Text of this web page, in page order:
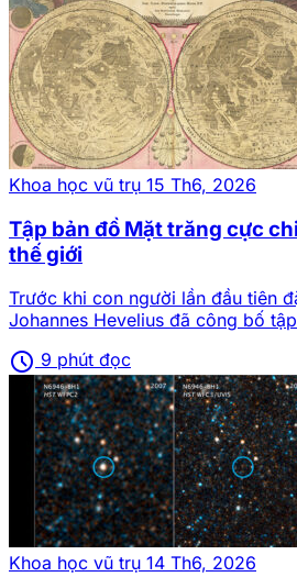
Khoa học vũ trụ 15 Th6, 2026
Tập bản đồ Mặt trăng cực
thế giới
Trước khi con người lần đầu tiên
Johannes Hevelius đã công bố
schedule 9 phút đọc
Khoa học vũ trụ 14 Th6, 2026